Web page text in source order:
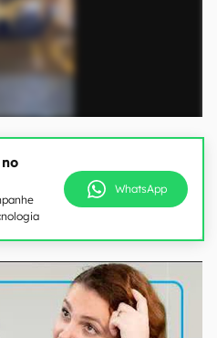
WhatsApp